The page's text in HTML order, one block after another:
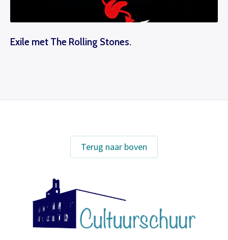
Inloggen
reserveren, gewoon via de bestelknop
Meer info
Exile met The Rolling Stones.
Terug naar boven